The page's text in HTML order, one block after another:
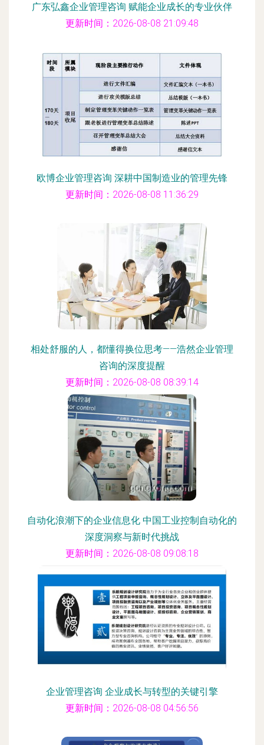
广东弘鑫企业管理咨询 赋能企业成长的专业伙伴
更新时间：2026-08-08 21:09:48
欧博企业管理咨询 深耕中国制造业的管理先锋
更新时间：2026-08-08 11:36:29
相处舒服的人，都懂得换位思考——浩然企业管理
咨询的深度提醒
更新时间：2026-08-08 08:39:14
自动化浪潮下的企业信息化 中国工业控制自动化的
深度洞察与新时代挑战
更新时间：2026-08-08 09:08:18
企业管理咨询 企业成长与转型的关键引擎
更新时间：2026-08-08 04:56:56